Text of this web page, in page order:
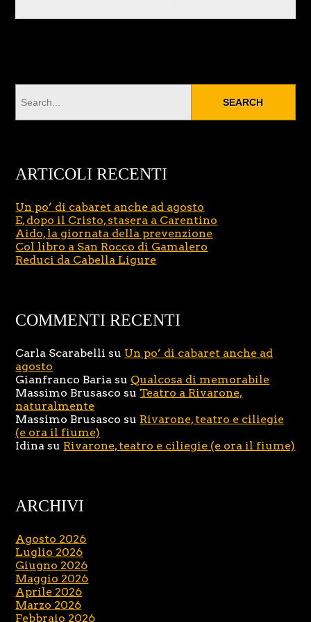
ARTICOLI RECENTI
Un po’ di cabaret anche ad agosto
E, dopo il Cristo, stasera a Carentino
Aido, la giornata della prevenzione
Col libro a San Rocco di Gamalero
Reduci da Cabella Ligure
COMMENTI RECENTI
Carla Scarabelli su Un po’ di cabaret anche ad
agosto
Gianfranco Baria su Qualcosa di memorabile
Massimo Brusasco su Teatro a Rivarone,
naturalmente
Massimo Brusasco su Rivarone, teatro e ciliegie
(e ora il fiume)
Idina su Rivarone, teatro e ciliegie (e ora il fiume)
ARCHIVI
Agosto 2026
Luglio 2026
Giugno 2026
Maggio 2026
Aprile 2026
Marzo 2026
Febbraio 2026